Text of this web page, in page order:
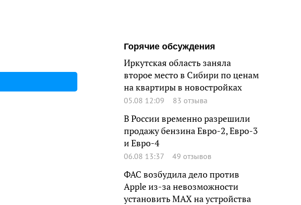
Горячие обсуждения
Иркутская область заняла
второе место в Сибири по ценам
на квартиры в новостройках
05.08 12:09 83 отзыва
В России временно разрешили
продажу бензина Евро-2, Евро-3
и Евро-4
06.08 13:37 49 отзывов
ФАС возбудила дело против
Apple из-за невозможности
установить MAX на устройства